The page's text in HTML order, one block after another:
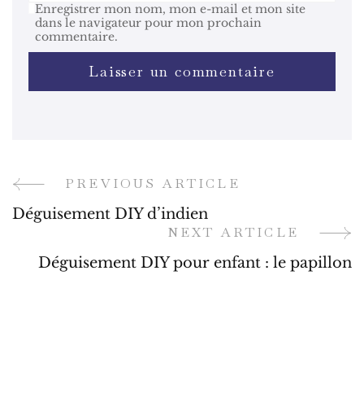
Enregistrer mon nom, mon e-mail et mon site
dans le navigateur pour mon prochain
commentaire.
Post
Navigation
PREVIOUS ARTICLE
Déguisement DIY d’indien
NEXT ARTICLE
Déguisement DIY pour enfant : le papillon